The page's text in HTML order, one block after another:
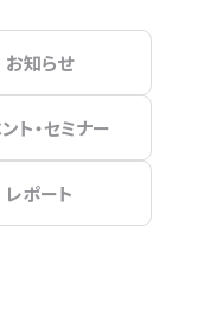
お知らせ
ト・セミナー
レポート